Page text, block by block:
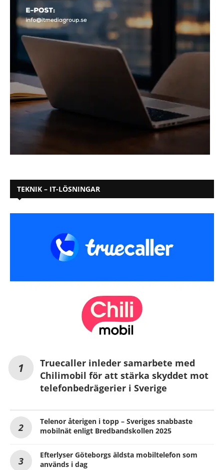
TEKNIK – IT-LÖSNINGAR
Truecaller inleder samarbete med
Chilimobil för att stärka skyddet mot
telefonbedrägerier i Sverige
Telenor återigen i topp – Sveriges snabbaste
mobilnät enligt Bredbandskollen 2025
Efterlyser Göteborgs äldsta mobiltelefon som
används i dag